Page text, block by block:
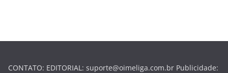
CONTATO: EDITORIAL: suporte@oimeliga.com.br Publicidade: